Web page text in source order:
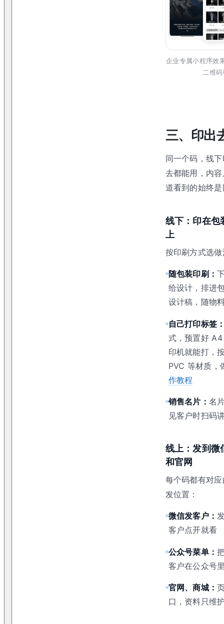
企业专属小程序效
二维
三、印出
同一个码，线
去都能用，内
道看到的始终
线下：印在包
上
按印刷方式选
随包装印刷：
给设计，排进
设计稿，随物
自己打印标签
式，预置好
印机就能打，
PVC 等材质，
作教程
销售名片：名
见客户时扫码
线上：发到微
和官网
每个码都有对
发位置：
微信发客户：
客户点开就看
公众号菜单：
客户在公众号
官网、商城：
口，资料只维